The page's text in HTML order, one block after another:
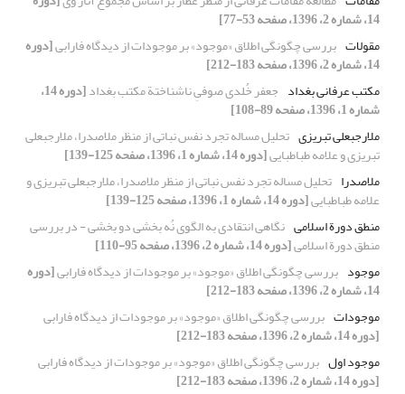
14، شماره 2، 1396، صفحه 53-77]
مقولات بررسی چگونگی اطلاق «موجود» بر موجودات از دیدگاه فارابی[دوره
14، شماره 2، 1396، صفحه 183-212]
مکتب عرفانی بغداد جعفر خُلدی صوفیِ ناشناختة مکتب بغداد [دوره 14،
شماره 1، 1396، صفحه 89-108]
ملارجبعلی تبریزی تحلیل مساله تجرد نفس نباتی از منظر ملاصدرا، ملارجبعلی
تبریزی و علامه طباطبایی[دوره 14، شماره 1، 1396، صفحه 125-139]
ملاصدرا تحلیل مساله تجرد نفس نباتی از منظر ملاصدرا، ملارجبعلی تبریزی و
علامه طباطبایی[دوره 14، شماره 1، 1396، صفحه 125-139]
منطق دورة اسلامی نگاهی انتقادی به الگوی نُه بخشی دو بخشی - در بررسی
منطق دورة اسلامی[دوره 14، شماره 2، 1396، صفحه 95-110]
موجود بررسی چگونگی اطلاق «موجود» بر موجودات از دیدگاه فارابی[دوره
14، شماره 2، 1396، صفحه 183-212]
موجودات بررسی چگونگی اطلاق «موجود» بر موجودات از دیدگاه فارابی
[دوره 14، شماره 2، 1396، صفحه 183-212]
موجود اول بررسی چگونگی اطلاق «موجود» بر موجودات از دیدگاه فارابی
[دوره 14، شماره 2، 1396، صفحه 183-212]